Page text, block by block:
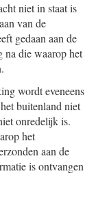
niet in staat is
van de
gedaan aan de
na die waarop het
wordt eveneens
buitenland niet
onredelijk is.
het
aan de
is ontvangen